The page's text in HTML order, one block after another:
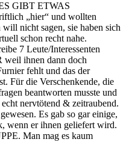
GIBT ETWAS
„hier“ und wollten
nicht sagen, sie haben sich
schon recht nahe.
7 Leute/Interessenten
weil ihnen dann doch
fehlt und das der
Für die Verschenkende, die
beantworten musste und
nervtötend & zeitraubend.
Es gab so gar einige,
wenn er ihnen geliefert wird.
Man mag es kaum